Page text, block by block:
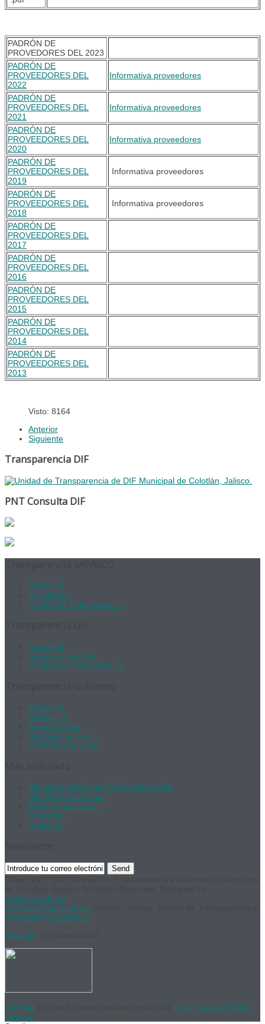
PADRÓN DE
PROVEDORES DEL 2023
PADRÓN DE
PROVEEDORES DEL
2022
Informativa proveedores
PADRÓN DE
PROVEEDORES DEL
2021
Informativa proveedores
PADRÓN DE
PROVEEDORES DEL
2020
Informativa proveedores
PADRÓN DE
PROVEEDORES DEL
2019
Informativa proveedores
PADRÓN DE
PROVEEDORES DEL
2018
Informativa proveedores
PADRÓN DE
PROVEEDORES DEL
2017
PADRÓN DE
PROVEEDORES DEL
2016
PADRÓN DE
PROVEEDORES DEL
2015
PADRÓN DE
PROVEEDORES DEL
2014
PADRÓN DE
PROVEEDORES DEL
2013
Visto: 8164
Anterior
Siguiente
Transparencia DIF
PNT Consulta DIF
Artículo 8
Focalizada
Unidad de Transparencia
Artículo 8
Agenda diaria DIF
Unidad de Transparencia
Artículo 8
Artículo 15
Agenda diaria
Sesiones en vivo
CIMTRA Municipal
Plataforma Nacional de Transparencia
Plantilla de personal
Actas de sesiones
Directorio
Nominas
Send
Colotlan.gob.mx
Gobierno Municipal de
Información Municipal.
Aviso de
Joomla!
GNU General Public
License.